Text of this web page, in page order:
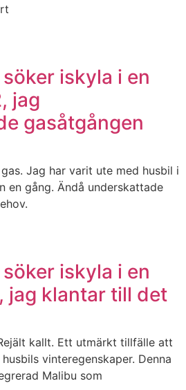
iskyla i en
jag
gasåtgången
Jag har varit ute med husbil i
en gång. Ändå underskattade
iskyla i en
jag klantar till det
kallt. Ett utmärkt tillfälle att
vinteregenskaper. Denna
Malibu som